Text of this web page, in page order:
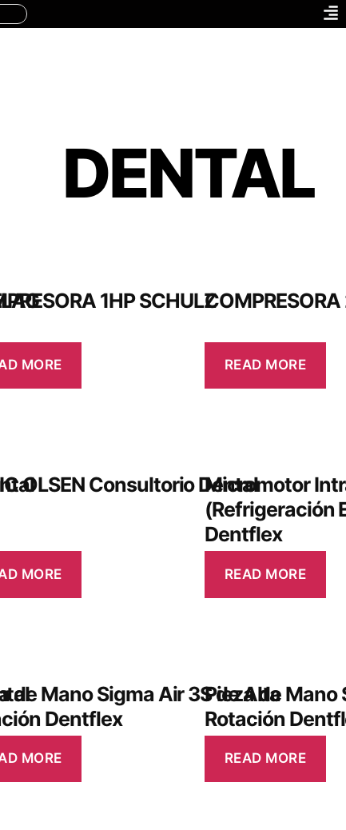
DENTAL
1HP SCHULZ
MORE READ MORE
OLSEN Consultorio Dental
MORE
Micromotor
(Refrigeración
Dentflex
READ MORE
de Mano Sigma Air 3S de Alta
Dentflex
MORE
Pieza de Mano
Rotación
READ MORE